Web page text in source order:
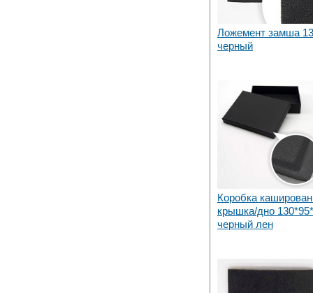
Ложемент замша
черный
Коробка
крышка/дно
черный лен